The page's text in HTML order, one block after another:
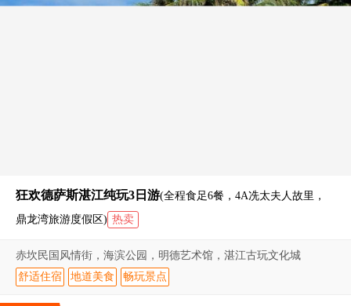
狂欢德萨斯湛江纯玩3日游(全程食足6餐，4A冼太夫人故里，
鼎龙湾旅游度假区) 热卖
赤坎民国风情街，海滨公园，明德艺术馆，湛江古玩文化城
舒适住宿
地道美食 畅玩景点